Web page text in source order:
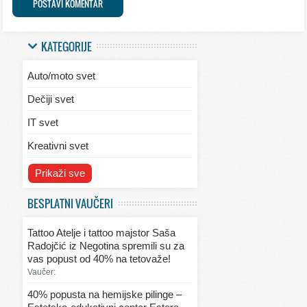
KATEGORIJE
Auto/moto svet
Dečiji svet
IT svet
Kreativni svet
Svet ekologije
Svet kulinarstva
Svet lepote
Prikaži sve
BESPLATNI VAUČERI
Tattoo Atelje i tattoo majstor Saša
Radojčić iz Negotina spremili su za
vas popust od 40% na tetovaže!
Vaučer:
40% popusta na hemijske pilinge –